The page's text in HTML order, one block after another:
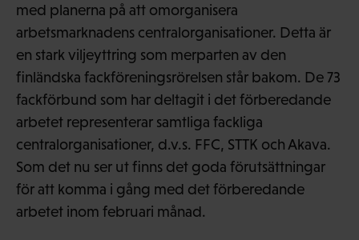
med planerna på att omorganisera
arbetsmarknadens centralorganisationer. Detta är
en stark viljeyttring som merparten av den
finländska fackföreningsrörelsen står bakom. De 73
fackförbund som har deltagit i det förberedande
arbetet representerar samtliga fackliga
centralorganisationer, d.v.s. FFC, STTK och Akava.
Som det nu ser ut finns det goda förutsättningar
för att komma i gång med det förberedande
arbetet inom februari månad.